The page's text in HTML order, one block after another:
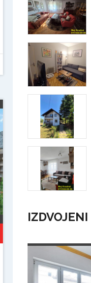
IZDVOJENI